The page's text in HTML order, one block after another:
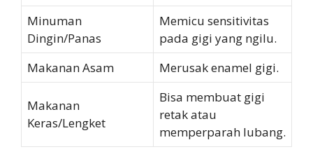
Minuman
Dingin/Panas
Memicu sensitivitas
pada gigi yang ngilu.
Makanan Asam
Merusak enamel gigi.
Makanan
Keras/Lengket
Bisa membuat gigi
retak atau
memperparah lubang.